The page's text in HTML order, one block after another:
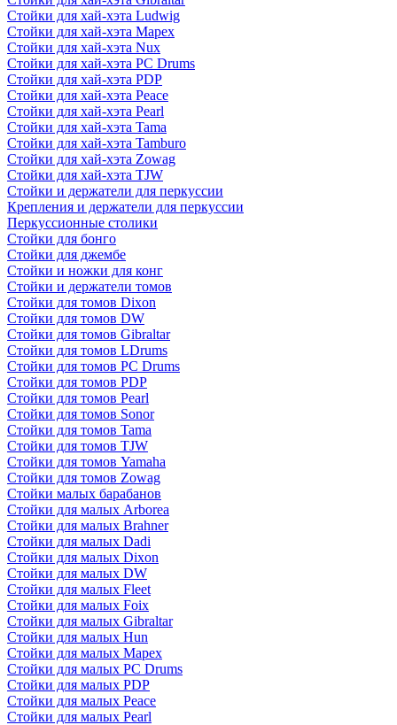
Стойки для хай-хэта Ludwig
Стойки для хай-хэта Mapex
Стойки для хай-хэта Nux
Стойки для хай-хэта PC Drums
Стойки для хай-хэта PDP
Стойки для хай-хэта Peace
Стойки для хай-хэта Pearl
Стойки для хай-хэта Tama
Стойки для хай-хэта Tamburo
Стойки для хай-хэта Zowag
Стойки для хай-хэта TJW
Стойки и держатели для перкуссии
Крепления и держатели для перкуссии
Перкуссионные столики
Стойки для бонго
Стойки для джембе
Стойки и ножки для конг
Стойки и держатели томов
Стойки для томов Dixon
Стойки для томов DW
Стойки для томов Gibraltar
Стойки для томов LDrums
Стойки для томов PC Drums
Стойки для томов PDP
Стойки для томов Pearl
Стойки для томов Sonor
Стойки для томов Tama
Стойки для томов TJW
Стойки для томов Yamaha
Стойки для томов Zowag
Стойки малых барабанов
Стойки для малых Arborea
Стойки для малых Brahner
Стойки для малых Dadi
Стойки для малых Dixon
Стойки для малых DW
Стойки для малых Fleet
Стойки для малых Foix
Стойки для малых Gibraltar
Стойки для малых Hun
Стойки для малых Mapex
Стойки для малых PC Drums
Стойки для малых PDP
Стойки для малых Peace
Стойки для малых Pearl